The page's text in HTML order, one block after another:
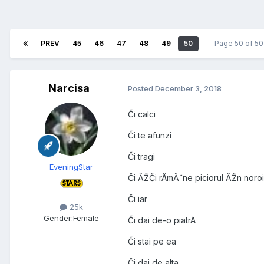
PREV 45 46 47 48 49 50 Page 50 of
Narcisa
EveningStar
25k
Gender:Female
Posted December 3, 2018
Či calci
Či te afunzi
Či tragi
Či ĂŽČi rÄmĂ˘ne piciorul ĂŽn noroi
Či iar
Či dai de-o piatrÄ
Či stai pe ea